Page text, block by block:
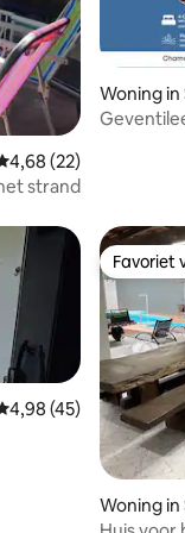
4,68 (22)
strand
Woning in
4,98 (45)
Favoriet
Favoriet
Woning in